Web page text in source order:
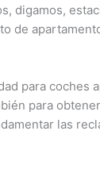
digamos,
de
para coches
para
las